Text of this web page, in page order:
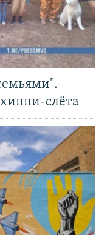
слёта